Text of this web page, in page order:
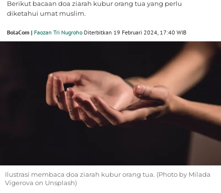
Berikut bacaan doa ziarah kubur orang tua yang perlu
diketahui umat muslim.
BolaCom | Faozan Tri Nugroho Diterbitkan 19 Februari 2024, 17:40 WIB
Ilustrasi membaca doa ziarah kubur orang tua. (Photo by Milada
Vigerova on Unsplash)